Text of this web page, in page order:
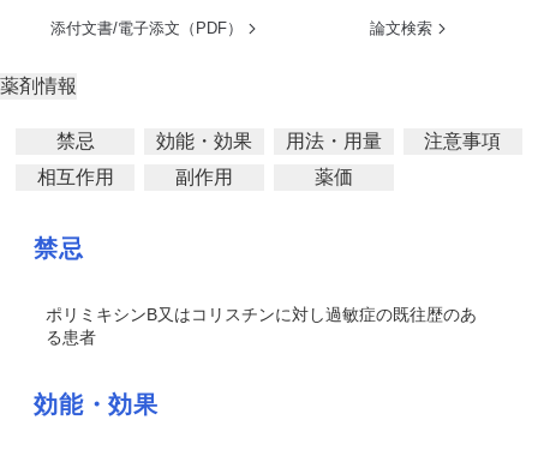
添付文書/電子添文（PDF） 論文検索
薬剤情報
禁忌 効能・効果 用法・用量
注意事項
相互作用
副作用 薬価
禁忌
ポリミキシンB又はコリスチンに対し過敏症の既往歴のあ
る患者
効能・効果